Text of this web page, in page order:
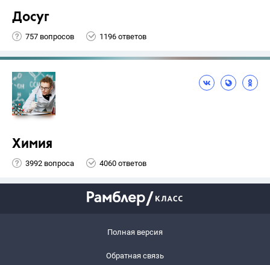
Досуг
757 вопросов 1196 ответов
Химия
3992 вопроса 4060 ответов
Полная версия
Обратная связь